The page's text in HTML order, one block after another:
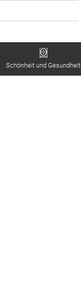
Schönheit und Gesundheit